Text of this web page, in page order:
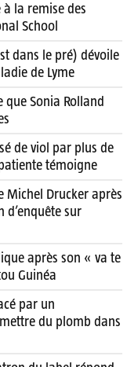
la remise des
School
dans le pré) dévoile
de Lyme
que Sonia Rolland
de viol par plus de
témoigne
Michel Drucker après
d’enquête sur
après son « va te
Guinéa
par un
du plomb dans